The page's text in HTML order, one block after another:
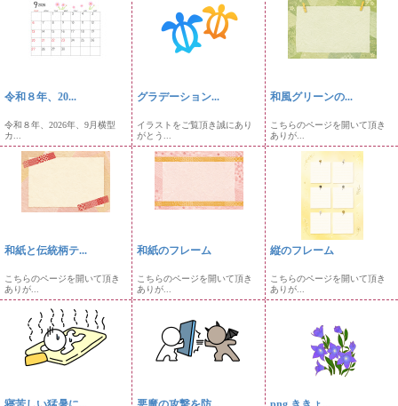
令和８年、20...
令和８年、2026年、9月横型
カ...
グラデーション...
イラストをご覧頂き誠にあり
がとう...
和風グリーンの...
こちらのページを開いて頂き
ありが...
和紙と伝統柄テ...
こちらのページを開いて頂き
ありが...
和紙のフレーム
こちらのページを開いて頂き
ありが...
縦のフレーム
こちらのページを開いて頂き
ありが...